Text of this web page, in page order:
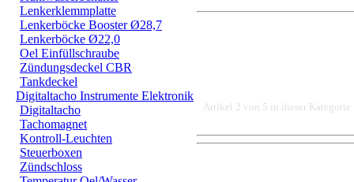
Lenkerklemmplatte
Lenkerböcke Booster Ø28,7
Lenkerböcke Ø22,0
Oel Einfüllschraube
Zündungsdeckel CBR
Tankdeckel
Digitaltacho Instrumente Elektronik
Digitaltacho
Tachomagnet
Kontroll-Leuchten
Steuerboxen
Zündschloss
Artikel 2 von 5 in dieser Kategorie